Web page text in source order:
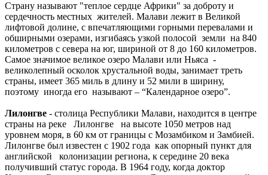
Страну называют "теплое сердце Африки" за доброту и
сердечность местных жителей. Малави лежит в Великой
лифтовой долине, с впечатляющими горными перевалами и
обширными озерами, изгибаясь узкой полосой земли на 840
километров с севера на юг, шириной от 8 до 160 километров.
Самое значимое великое озеро Малави или Ньяса -
великолепный осколок хрустальной воды, занимает треть
страны, имеет 365 миль в длину и 52 мили в ширину,
поэтому иногда его называют – “Календарное озеро”.
Лилонгве - столица Республики Малави, находится в центре
страны на реке Лилонгве на высоте 1050 метров над
уровнем моря, в 60 км от границы с Мозамбиком и Замбией.
Лилонгве был известен с 1902 года как опорный пункт для
английской колонизации региона, к середине 20 века
получивший статус города. В 1964 году, когда доктор